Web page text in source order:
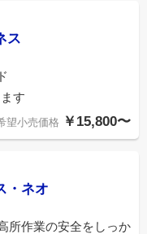
ス
す
望小売価格 ￥15,800〜
・ネオ
所作業の安全をしっか